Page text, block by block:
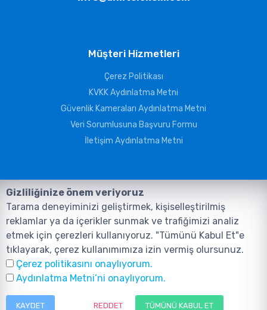
Müşteri Hizmetleri
Çerez Politikası
KVKK Aydınlatma Metni
Güvenlik Kameraları Aydınlatma Metni
Veri Sorumlusuna Başvuru Formu
İletişim Aydınlatma Metni
©2026, Tüm Hakları ANIL TELEKOMÜNİKASYON GÜVENLİK VE BİLİŞİM
SİSTEMLERİ SAN. TİC. LTD. ŞTİ. aittir.Tasarım ve Yazılım:
Tasarım Yazılım ve Teknoloji
Gizliliğinize önem veriyoruz
Tarama deneyiminizi geliştirmek, kişiselleştirilmiş
reklamlar ya da içerikler sunmak ve trafiğimizi analiz
etmek için çerezleri kullanıyoruz. "Tümünü Kabul Et"e
tıklayarak, çerez kullanımımıza izin vermiş olursunuz.
Çerez politikasını onaylıyorum.
Aydınlatma Metni’ni onaylıyorum.
KAYDET REDDET TÜMÜNÜ KABUL ET